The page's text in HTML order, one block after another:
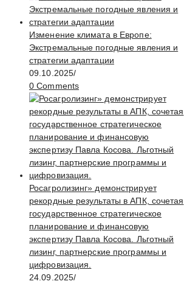
Изменение климата в Европе:
Экстремальные погодные явления и
стратегии адаптации
09.10.2025/
0 Comments
Росагролизинг» демонстрирует
рекордные результаты в АПК, сочетая
государственное стратегическое
планирование и финансовую
экспертизу Павла Косова. Льготный
лизинг, партнерские программы и
цифровизация.
24.09.2025/